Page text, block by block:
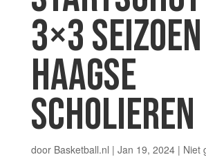
3×3 SEIZOEN
HAAGSE
SCHOLIEREN
door Basketball.nl | Jan 19, 2024| Niet